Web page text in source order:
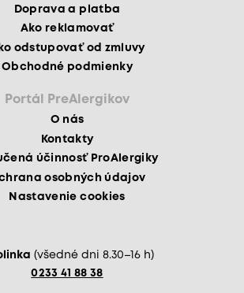
Doprava a platba
Ako reklamovať
odstupovať od zmluvy
Obchodné podmienky
Portál PreAlergikov
O nás
Kontakty
účinnosť ProAlergiky
osobných údajov
Nastavenie cookies
(všedné dni 8.30–16 h)
0233 41 88 38